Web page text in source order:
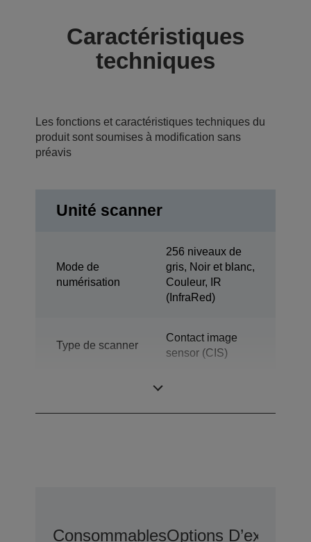
Caractéristiques
techniques
Les fonctions et caractéristiques techniques du
produit sont soumises à modification sans
préavis
Unité scanner
Mode de
numérisation
256 niveaux de
gris, Noir et blanc,
Couleur, IR
(InfraRed)
Type de scanner
Contact image
sensor (CIS)
ConsommablesOptions